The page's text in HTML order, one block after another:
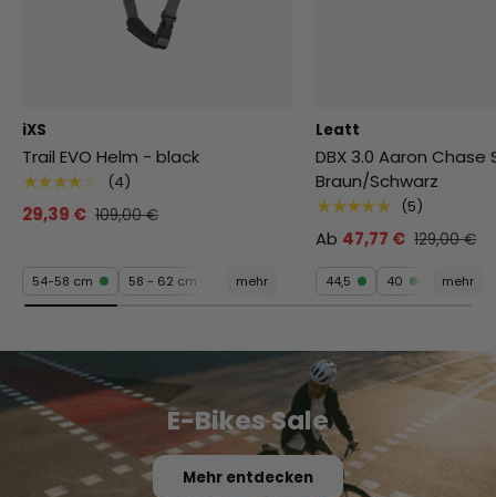
iXS
Trail EVO Helm - black
★★★★★ (4)
29,39 € 109,00 €
54-58 cm 58 - 62 cm mehr
Leatt
DBX 3.0 Aaron
Braun/Schwarz
★★★★★ (5)
Ab 47,77 € 129,00 €
44,5 40 mehr
E-Bikes Sale
Mehr entdecken